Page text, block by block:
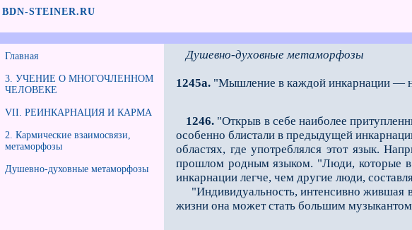
BDN-STEINER.RU
Главная
3. УЧЕНИЕ О МНОГОЧЛЕННОМ
ЧЕЛОВЕКЕ
VII. РЕИНКАРНАЦИЯ И КАРМА
2. Кармические взаимосвязи,
метаморфозы
Душевно-духовные метаморфозы
Душевно-духовные метаморфозы
1245а. "Мышление в каждой инкарнации —
1246. "Открыв в себе наиболее
особенно блистали в предыдущей
областях, где употреблялся этот язык.
прошлом родным языком. "Люди, которые в
инкарнации легче, чем другие люди,
"Индивидуальность, интенсивно жившая
жизни она может стать большим